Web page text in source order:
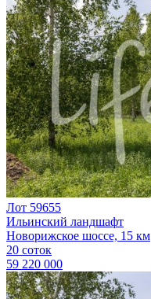
Лот 59655
Ильинский ландшафт
Новорижское шоссе, 15 км
20 соток
59 220 000